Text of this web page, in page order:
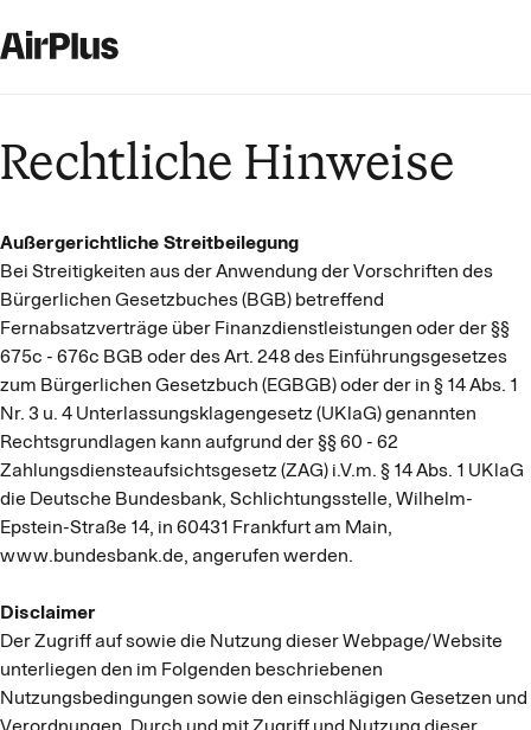
Rechtliche Hinweise
Außergerichtliche Streitbeilegung
Bei Streitigkeiten aus der Anwendung der Vorschriften des
Bürgerlichen Gesetzbuches (BGB) betreffend
Fernabsatzverträge über Finanzdienstleistungen oder der §§
675c - 676c BGB oder des Art. 248 des Einführungsgesetzes
zum Bürgerlichen Gesetzbuch (EGBGB) oder der in § 14 Abs. 1
Nr. 3 u. 4 Unterlassungsklagengesetz (UKlaG) genannten
Rechtsgrundlagen kann aufgrund der §§ 60 - 62
Zahlungsdiensteaufsichtsgesetz (ZAG) i.V.m. § 14 Abs. 1 UKlaG
die Deutsche Bundesbank, Schlichtungsstelle, Wilhelm-
Epstein-Straße 14, in 60431 Frankfurt am Main,
www.bundesbank.de, angerufen werden.
Disclaimer
Der Zugriff auf sowie die Nutzung dieser Webpage/Website
unterliegen den im Folgenden beschriebenen
Nutzungsbedingungen sowie den einschlägigen Gesetzen und